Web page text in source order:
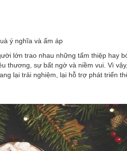
ý nghĩa và ấm áp
lớn trao nhau những tấm thiệp hay
thương, sự bất ngờ và niềm vui. Vì
lại trải nghiệm, lại hỗ trợ phát triển